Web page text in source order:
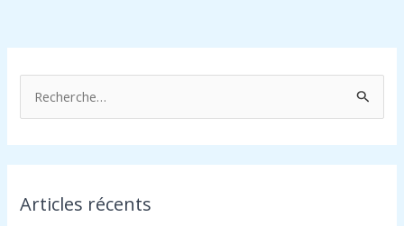
e
c
e
Articles récents